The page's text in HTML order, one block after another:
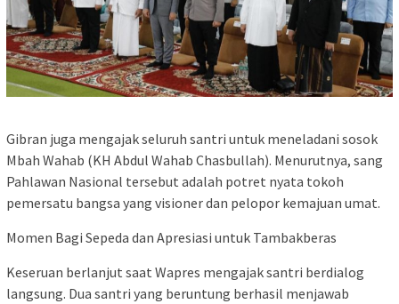
​Gibran juga mengajak seluruh santri untuk meneladani sosok
Mbah Wahab (KH Abdul Wahab Chasbullah). Menurutnya, sang
Pahlawan Nasional tersebut adalah potret nyata tokoh
pemersatu bangsa yang visioner dan pelopor kemajuan umat.
​Momen Bagi Sepeda dan Apresiasi untuk Tambakberas
​Keseruan berlanjut saat Wapres mengajak santri berdialog
langsung. Dua santri yang beruntung berhasil menjawab